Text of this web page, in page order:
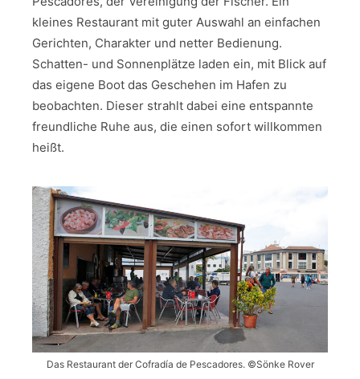
kleines Restaurant mit guter Auswahl an einfachen
Gerichten, Charakter und netter Bedienung.
Schatten- und Sonnenplätze laden ein, mit Blick auf
das eigene Boot das Geschehen im Hafen zu
beobachten. Dieser strahlt dabei eine entspannte
freundliche Ruhe aus, die einen sofort willkommen
heißt.
Das Restaurant der Cofradía de Pescadores. ©Sönke Rover